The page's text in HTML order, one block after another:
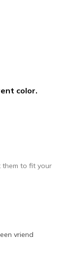
color.
them to fit your
vriend